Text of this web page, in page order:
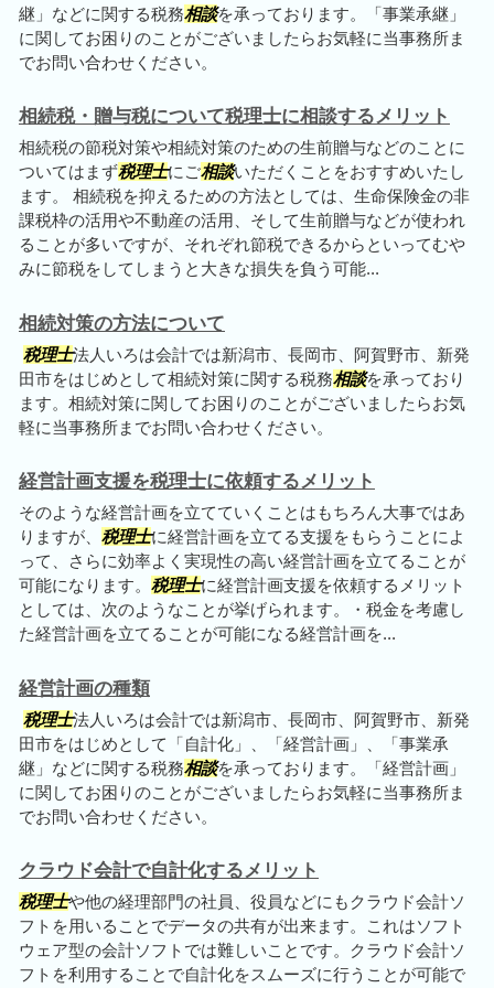
継」などに関する税務相談を承っております。「事業承継」
に関してお困りのことがございましたらお気軽に当事務所ま
でお問い合わせください。
相続税・贈与税について税理士に相談するメリット
相続税の節税対策や相続対策のための生前贈与などのことに
ついてはまず税理士にご相談いただくことをおすすめいたし
ます。 相続税を抑えるための方法としては、生命保険金の非
課税枠の活用や不動産の活用、そして生前贈与などが使われ
ることが多いですが、それぞれ節税できるからといってむや
みに節税をしてしまうと大きな損失を負う可能...
相続対策の方法について
税理士法人いろは会計では新潟市、長岡市、阿賀野市、新発
田市をはじめとして相続対策に関する税務相談を承っており
ます。相続対策に関してお困りのことがございましたらお気
軽に当事務所までお問い合わせください。
経営計画支援を税理士に依頼するメリット
そのような経営計画を立てていくことはもちろん大事ではあ
りますが、 税理士に経営計画を立てる支援をもらうことによ
って、さらに効率よく実現性の高い経営計画を立てることが
可能になります。 税理士に経営計画支援を依頼するメリット
としては、次のようなことが挙げられます。・税金を考慮し
た経営計画を立てることが可能になる経営計画を...
経営計画の種類
税理士法人いろは会計では新潟市、長岡市、阿賀野市、新発
田市をはじめとして「自計化」、「経営計画」、「事業承
継」などに関する税務相談を承っております。「経営計画」
に関してお困りのことがございましたらお気軽に当事務所ま
でお問い合わせください。
クラウド会計で自計化するメリット
税理士や他の経理部門の社員、役員などにもクラウド会計ソ
フトを用いることでデータの共有が出来ます。これはソフト
ウェア型の会計ソフトでは難しいことです。クラウド会計ソ
フトを利用することで自計化をスムーズに行うことが可能で